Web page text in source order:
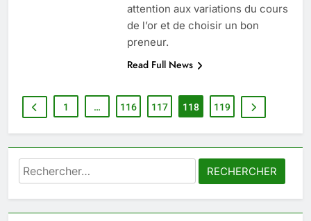
attention aux variations du cours
de l’or et de choisir un bon
preneur.
Read Full News
1 … 116 117 118 119
Rechercher :
Voyance à La Rochelle : où
trouver un accompagnement
1
Les tendances mode qui
2